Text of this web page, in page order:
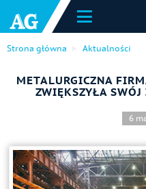
Strona główna Aktualności
METALURGICZNA
ZWIĘKSZYŁA
6